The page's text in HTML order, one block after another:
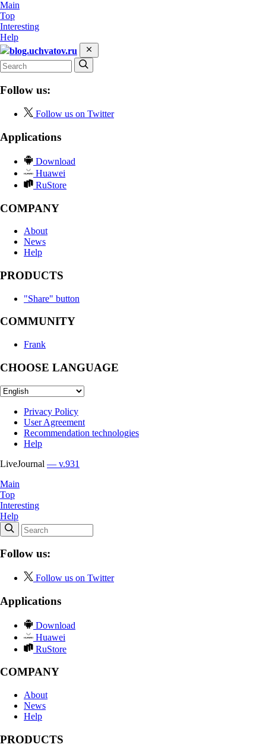
Main
Top
Interesting
Help
blog.uchvatov.ru
Follow us:
Follow us on Twitter
Applications
Download
Huawei
RuStore
COMPANY
About
News
Help
PRODUCTS
"Share" button
COMMUNITY
Frank
CHOOSE LANGUAGE
Privacy Policy
User Agreement
Recommendation technologies
Help
LiveJournal — v.931
Main
Top
Interesting
Help
Follow us:
Follow us on Twitter
Applications
Download
Huawei
RuStore
COMPANY
About
News
Help
PRODUCTS